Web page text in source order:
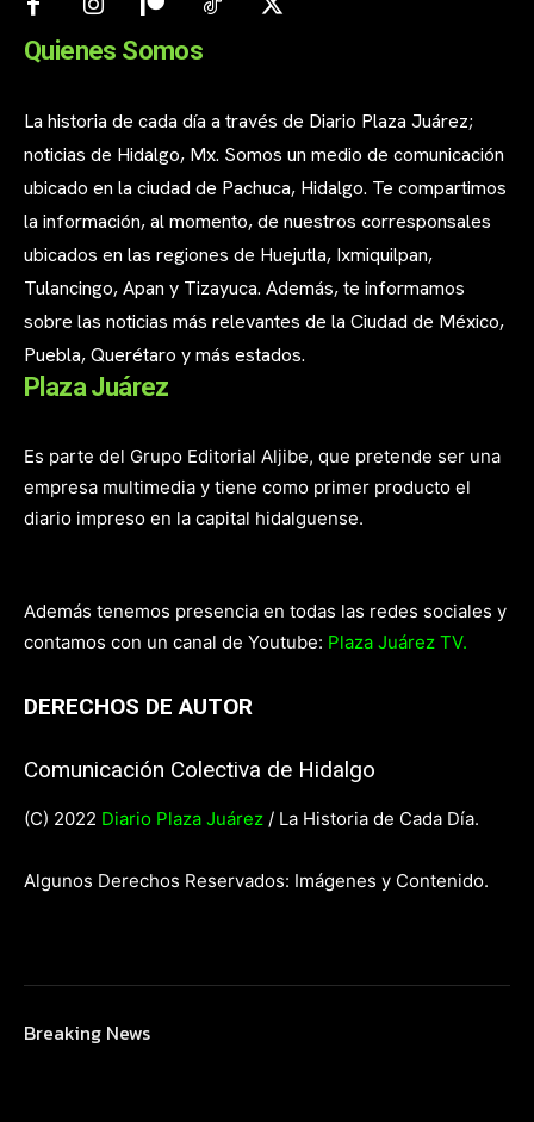
Quienes Somos
La historia de cada día a través de Diario Plaza Juárez;
noticias de Hidalgo, Mx. Somos un medio de comunicación
ubicado en la ciudad de Pachuca, Hidalgo. Te compartimos
la información, al momento, de nuestros corresponsales
ubicados en las regiones de Huejutla, Ixmiquilpan,
Tulancingo, Apan y Tizayuca. Además, te informamos
sobre las noticias más relevantes de la Ciudad de México,
Puebla, Querétaro y más estados.
Plaza Juárez
Es parte del Grupo Editorial Aljibe, que pretende ser una
empresa multimedia y tiene como primer producto el
diario impreso en la capital hidalguense.
Además tenemos presencia en todas las redes sociales y
contamos con un canal de Youtube: Plaza Juárez TV.
DERECHOS DE AUTOR
Comunicación Colectiva de Hidalgo
(C) 2022 Diario Plaza Juárez / La Historia de Cada Día.
Algunos Derechos Reservados: Imágenes y Contenido.
Breaking News